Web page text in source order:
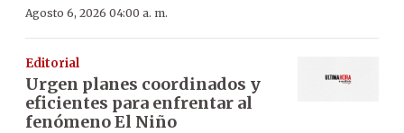
Agosto 6, 2026 04:00 a. m.
Editorial
Urgen planes coordinados y
eficientes para enfrentar al
fenómeno El Niño